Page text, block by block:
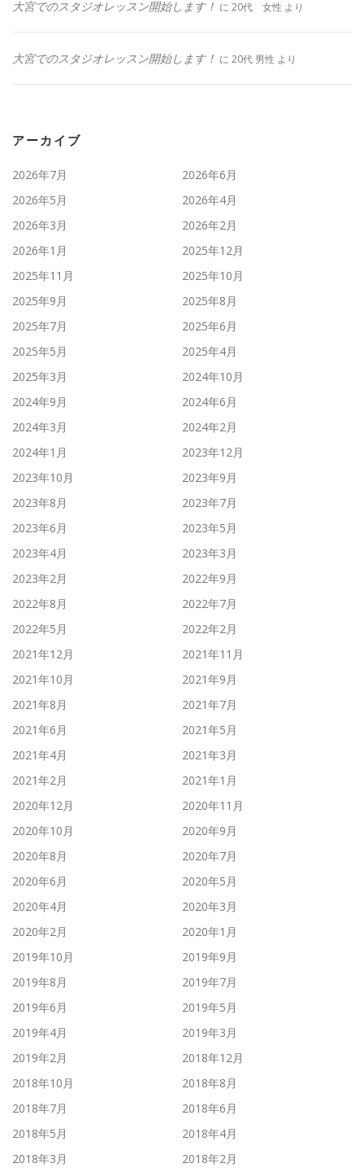
大宮でのスタジオレッスン開始します！ に 20代 女性 より
大宮でのスタジオレッスン開始します！ に 20代 男性 より
アーカイブ
2026年7月
2026年6月
2026年5月
2026年4月
2026年3月
2026年2月
2026年1月
2025年12月
2025年11月
2025年10月
2025年9月
2025年8月
2025年7月
2025年6月
2025年5月
2025年4月
2025年3月
2024年10月
2024年9月
2024年6月
2024年3月
2024年2月
2024年1月
2023年12月
2023年10月
2023年9月
2023年8月
2023年7月
2023年6月
2023年5月
2023年4月
2023年3月
2023年2月
2022年9月
2022年8月
2022年7月
2022年5月
2022年2月
2021年12月
2021年11月
2021年10月
2021年9月
2021年8月
2021年7月
2021年6月
2021年5月
2021年4月
2021年3月
2021年2月
2021年1月
2020年12月
2020年11月
2020年10月
2020年9月
2020年8月
2020年7月
2020年6月
2020年5月
2020年4月
2020年3月
2020年2月
2020年1月
2019年10月
2019年9月
2019年8月
2019年7月
2019年6月
2019年5月
2019年4月
2019年3月
2019年2月
2018年12月
2018年10月
2018年8月
2018年7月
2018年6月
2018年5月
2018年4月
2018年3月
2018年2月